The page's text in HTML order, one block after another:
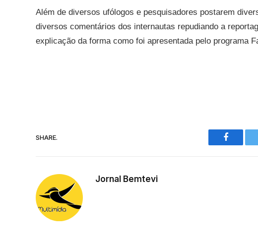
Além de diversos ufólogos e pesquisadores postarem
diversos comentários dos internautas repudiando a
explicação da forma como foi apresentada pelo programa
SHARE.
Jornal Bemtevi